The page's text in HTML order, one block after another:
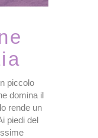
piccolo
domina il
rende un
piedi del